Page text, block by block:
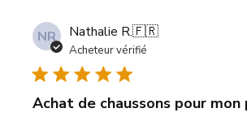
NR Nathalie R.🇫🇷
Acheteur vérifié
Achat de chaussons pour mon